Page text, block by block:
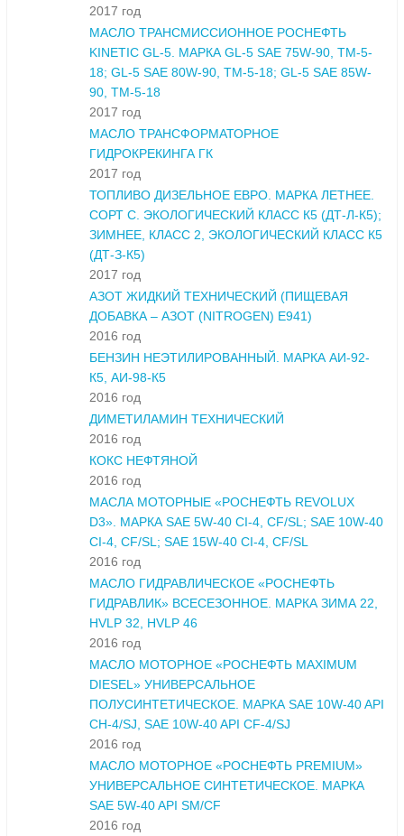
2017 год
МАСЛО ТРАНСМИССИОННОЕ РОСНЕФТЬ
KINETIC GL-5. МАРКА GL-5 SAE 75W-90, ТМ-5-
18; GL-5 SAE 80W-90, ТМ-5-18; GL-5 SAE 85W-
90, ТМ-5-18
2017 год
МАСЛО ТРАНСФОРМАТОРНОЕ
ГИДРОКРЕКИНГА ГК
2017 год
ТОПЛИВО ДИЗЕЛЬНОЕ ЕВРО. МАРКА ЛЕТНЕЕ.
СОРТ С. ЭКОЛОГИЧЕСКИЙ КЛАСС К5 (ДТ-Л-К5);
ЗИМНЕЕ, КЛАСС 2, ЭКОЛОГИЧЕСКИЙ КЛАСС К5
(ДТ-З-К5)
2017 год
АЗОТ ЖИДКИЙ ТЕХНИЧЕСКИЙ (ПИЩЕВАЯ
ДОБАВКА – АЗОТ (NITROGEN) E941)
2016 год
БЕНЗИН НЕЭТИЛИРОВАННЫЙ. МАРКА АИ-92-
К5, АИ-98-К5
2016 год
ДИМЕТИЛАМИН ТЕХНИЧЕСКИЙ
2016 год
КОКС НЕФТЯНОЙ
2016 год
МАСЛА МОТОРНЫЕ «РОСНЕФТЬ REVOLUX
D3». МАРКА SAE 5W-40 CI-4, CF/SL; SAE 10W-40
CI-4, CF/SL; SAE 15W-40 CI-4, CF/SL
2016 год
МАСЛО ГИДРАВЛИЧЕСКОЕ «РОСНЕФТЬ
ГИДРАВЛИК» ВСЕСЕЗОННОЕ. МАРКА ЗИМА 22,
HVLP 32, HVLP 46
2016 год
МАСЛО МОТОРНОЕ «РОСНЕФТЬ MAXIMUM
DIESEL» УНИВЕРСАЛЬНОЕ
ПОЛУСИНТЕТИЧЕСКОЕ. МАРКА SAE 10W-40 API
CH-4/SJ, SAE 10W-40 API CF-4/SJ
2016 год
МАСЛО МОТОРНОЕ «РОСНЕФТЬ PREMIUM»
УНИВЕРСАЛЬНОЕ СИНТЕТИЧЕСКОЕ. МАРКА
SAE 5W-40 API SM/CF
2016 год